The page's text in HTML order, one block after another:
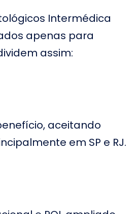
Intermédica
apenas para
assim:
aceitando
em SP e RJ.